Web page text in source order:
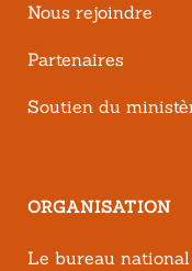
Nous rejoindre
Partenaires
Soutien du
ORGANISATION
Le bureau national